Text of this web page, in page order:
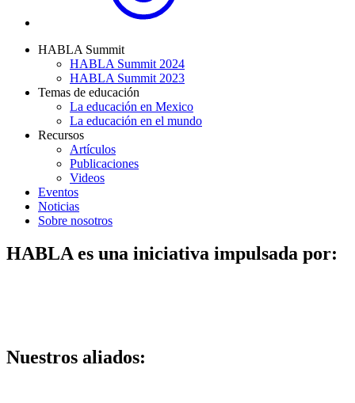
HABLA Summit
HABLA Summit 2024
HABLA Summit 2023
Temas de educación
La educación en Mexico
La educación en el mundo
Recursos
Artículos
Publicaciones
Videos
Eventos
Noticias
Sobre nosotros
HABLA es una iniciativa impulsada por:
Nuestros aliados: